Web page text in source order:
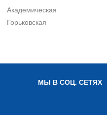
Академическая
Горьковская
МЫ В СОЦ. СЕТЯХ